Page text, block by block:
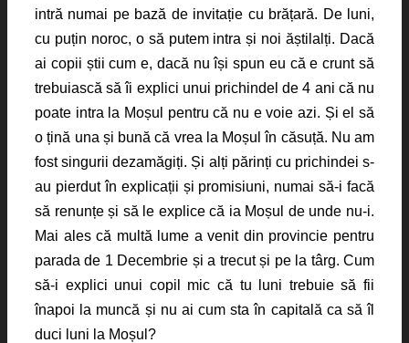
intră numai pe bază de invitație cu brățară. De luni,
cu puțin noroc, o să putem intra și noi ăștilalți. Dacă
ai copii știi cum e, dacă nu își spun eu că e crunt să
trebuiască să îi explici unui prichindel de 4 ani că nu
poate intra la Moșul pentru că nu e voie azi. Și el să
o țină una și bună că vrea la Moșul în căsuță. Nu am
fost singurii dezamăgiți. Și alți părinți cu prichindei s-
au pierdut în explicații și promisiuni, numai să-i facă
să renunțe și să le explice că ia Moșul de unde nu-i.
Mai ales că multă lume a venit din provincie pentru
parada de 1 Decembrie și a trecut și pe la târg. Cum
să-i explici unui copil mic că tu luni trebuie să fii
înapoi la muncă și nu ai cum sta în capitală ca să îl
duci luni la Moșul?